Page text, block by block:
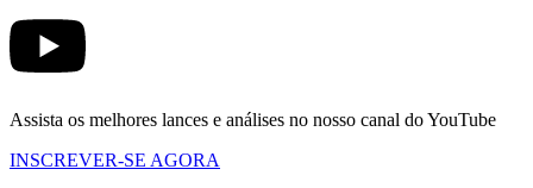
Assista os melhores lances e análises no nosso canal do YouTube
INSCREVER-SE AGORA